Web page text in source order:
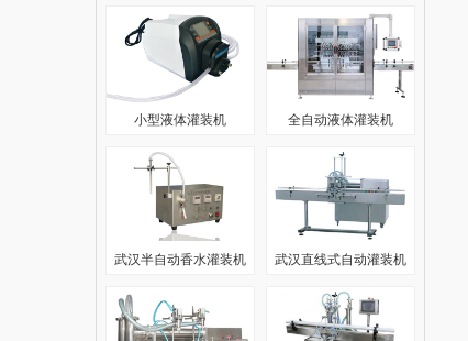
小型液体灌装机 全自动液体灌装机
武汉半自动香水灌装机 武汉直线式自动灌装机